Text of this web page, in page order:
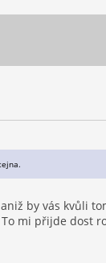
by vás kvůli
mi přijde dost